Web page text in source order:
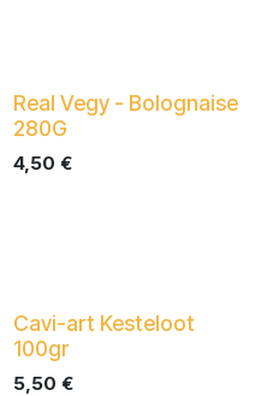
Real Vegy - Bolognaise
280G
4,50 €
Cavi-art Kesteloot
100gr
5,50 €